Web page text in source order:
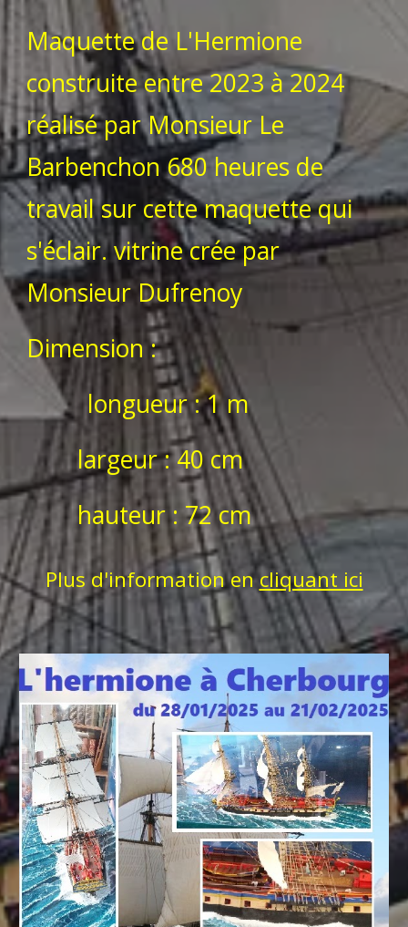
Maquette de L'Hermione
construite entre 2023 à 2024
réalisé par Monsieur Le
Barbenchon 680 heures de
travail sur cette maquette qui
s'éclair. vitrine crée par
Monsieur Dufrenoy
Dimension :
longueur : 1 m
largeur : 40 cm
hauteur : 72 cm
Plus d'information encliquant ici